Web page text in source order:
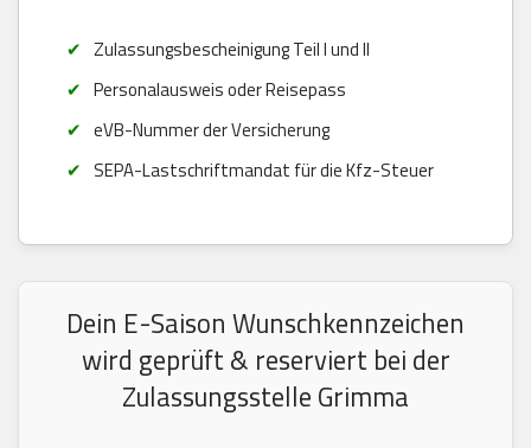
Zulassungsbescheinigung Teil I und II
Personalausweis oder Reisepass
eVB-Nummer der Versicherung
SEPA-Lastschriftmandat für die Kfz-Steuer
Dein E-Saison Wunschkennzeichen
wird geprüft & reserviert bei der
Zulassungsstelle Grimma